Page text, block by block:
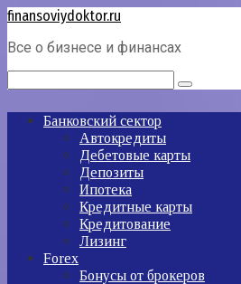
Перейти
контенту
finansoviydoktor.ru
Все о бизнесе и финансах
Банковский сектор
Автокредиты
Дебетовые карты
Депозиты
Ипотека
Кредитные карты
Кредитование
Лизинг
Forex
Бонусы от брокеров